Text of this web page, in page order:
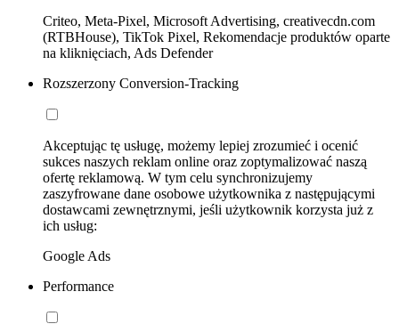
Criteo, Meta-Pixel, Microsoft Advertising, creativecdn.com
(RTBHouse), TikTok Pixel, Rekomendacje produktów oparte
na kliknięciach, Ads Defender
Rozszerzony Conversion-Tracking
Akceptując tę usługę, możemy lepiej zrozumieć i ocenić
sukces naszych reklam online oraz zoptymalizować naszą
ofertę reklamową. W tym celu synchronizujemy
zaszyfrowane dane osobowe użytkownika z następującymi
dostawcami zewnętrznymi, jeśli użytkownik korzysta już z
ich usług:
Google Ads
Performance